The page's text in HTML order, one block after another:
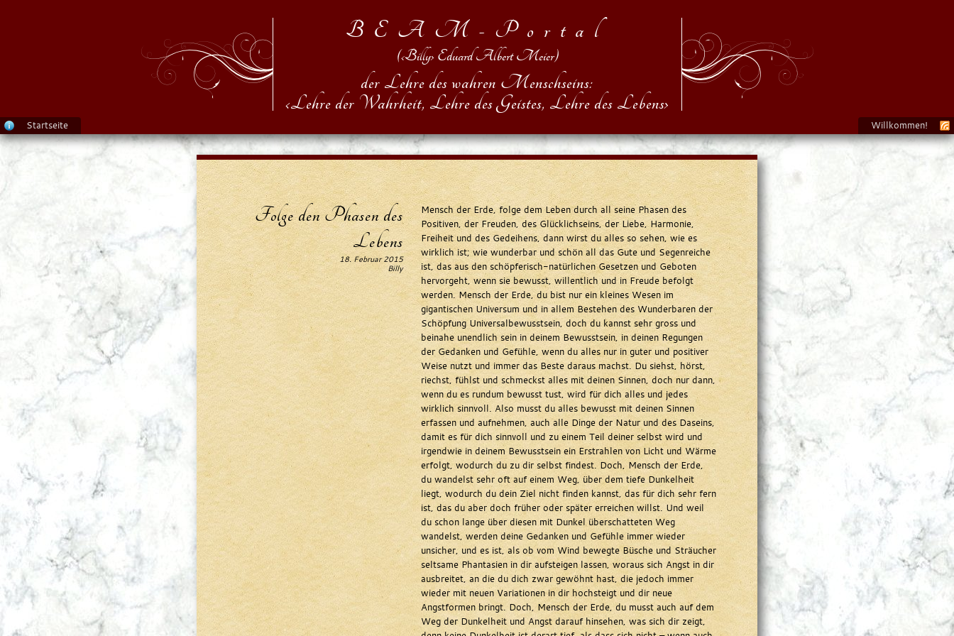
BEAM-Portal
(‹Billy› Eduard Albert Meier)
der Lehre des wahren Menschseins:
‹Lehre der Wahrheit, Lehre des Geistes, Lehre des Lebens›
Startseite Willkommen!
Folge den Phasen des
Lebens
18. Februar 2015
Billy
Mensch der Erde, folge dem Leben durch all seine Phasen des
Positiven, der Freuden, des Glücklichseins, der Liebe, Harmonie,
Freiheit und des Gedeihens, dann wirst du alles so sehen, wie es
wirklich ist; wie wunderbar und schön all das Gute und Segenreiche
ist, das aus den schöpferisch-natürlichen Gesetzen und Geboten
hervorgeht, wenn sie bewusst, willentlich und in Freude befolgt
werden. Mensch der Erde, du bist nur ein kleines Wesen im
gigantischen Universum und in allem Bestehen des Wunderbaren der
Schöpfung Universalbewusstsein, doch du kannst sehr gross und
beinahe unendlich sein in deinem Bewusstsein, in deinen Regungen
der Gedanken und Gefühle, wenn du alles nur in guter und positiver
Weise nutzt und immer das Beste daraus machst. Du siehst, hörst,
riechst, fühlst und schmeckst alles mit deinen Sinnen, doch nur dann,
wenn du es rundum bewusst tust, wird für dich alles und jedes
wirklich sinnvoll. Also musst du alles bewusst mit deinen Sinnen
erfassen und aufnehmen, auch alle Dinge der Natur und des Daseins,
damit es für dich sinnvoll und zu einem Teil deiner selbst wird und
irgendwie in deinem Bewusstsein ein Erstrahlen von Licht und Wärme
erfolgt, wodurch du zu dir selbst findest. Doch, Mensch der Erde,
du wandelst sehr oft auf einem Weg, über dem tiefe Dunkelheit
liegt, wodurch du dein Ziel nicht finden kannst, das für dich sehr fern
ist, das du aber doch früher oder später erreichen willst. Und weil
du schon lange über diesen mit Dunkel überschatteten Weg
wandelst, werden deine Gedanken und Gefühle immer wieder
unsicher, und es ist, als ob vom Wind bewegte Büsche und Sträucher
seltsame Phantasien in dir aufsteigen lassen, woraus sich Angst in dir
ausbreitet, an die du dich zwar gewöhnt hast, die jedoch immer
wieder mit neuen Variationen in dir hochsteigt und dir neue
Angstformen bringt. Doch, Mensch der Erde, du musst auch auf dem
Weg der Dunkelheit und Angst darauf hinsehen, was sich dir zeigt,